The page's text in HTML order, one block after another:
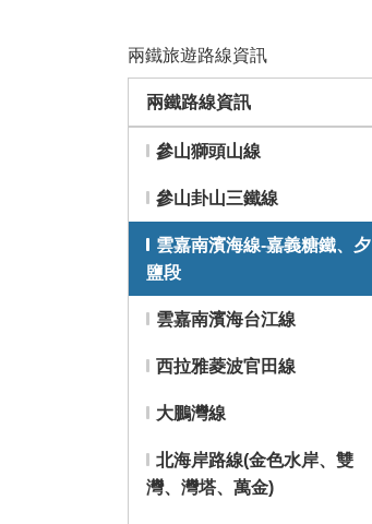
兩鐵旅遊路線資訊
兩鐵路線資訊
參山獅頭山線
參山卦山三鐵線
雲嘉南濱海線-嘉義糖鐵、夕
鹽段
雲嘉南濱海台江線
西拉雅菱波官田線
大鵬灣線
北海岸路線(金色水岸、雙
灣、灣塔、萬金)